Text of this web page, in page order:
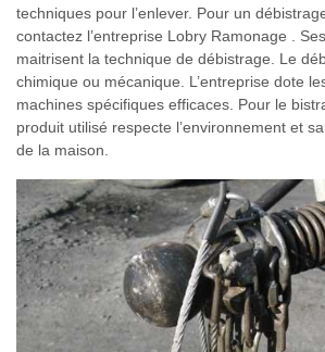
techniques pour l’enlever. Pour un
contactez l’entreprise Lobry Ramonage .
maitrisent la technique de débistrage. Le
chimique ou mécanique. L’entreprise dote
machines spécifiques efficaces. Pour le
produit utilisé respecte l’environnement et
de la maison.